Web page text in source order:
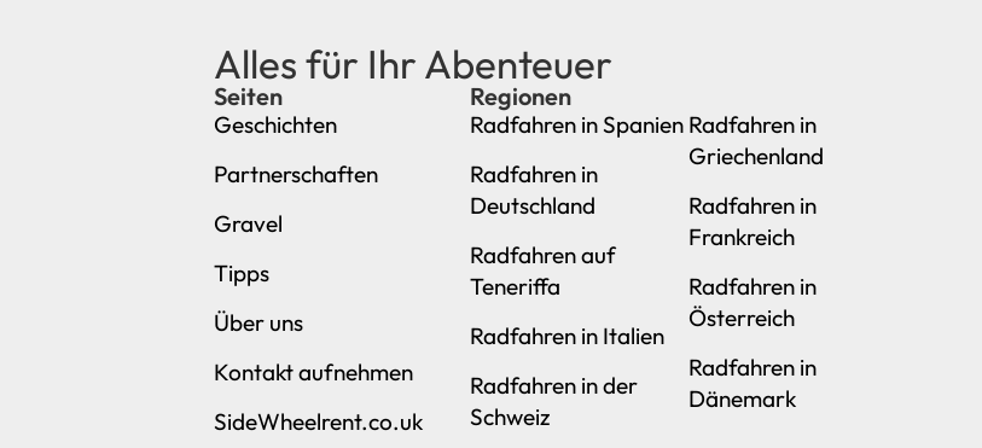
Alles für Ihr Abenteuer
Seiten
Geschichten
Partnerschaften
Gravel
Tipps
Über uns
Kontakt aufnehmen
SideWheelrent.co.uk
Regionen
Radfahren in Spanien
Radfahren in
Deutschland
Radfahren auf
Teneriffa
Radfahren in Italien
Radfahren in der
Schweiz
Radfahren in
Griechenland
Radfahren in
Frankreich
Radfahren in
Österreich
Radfahren in
Dänemark